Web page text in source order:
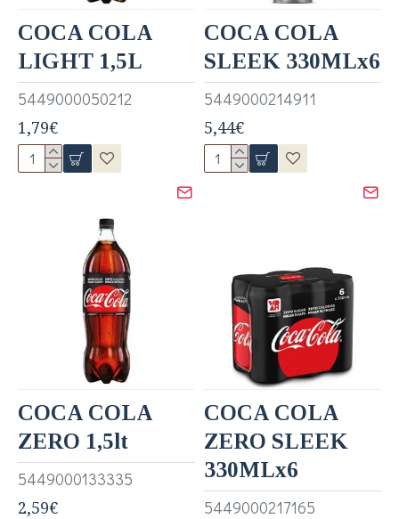
5449000050212
COCA COLA
LIGHT 1,5L
1,79€
5449000214911
COCA COLA
SLEEK 330MLx6
5,44€
5449000133335
COCA COLA
ZERO 1,5lt
2,59€ 5449000217165
COCA COLA
ZERO SLEEK
330MLx6